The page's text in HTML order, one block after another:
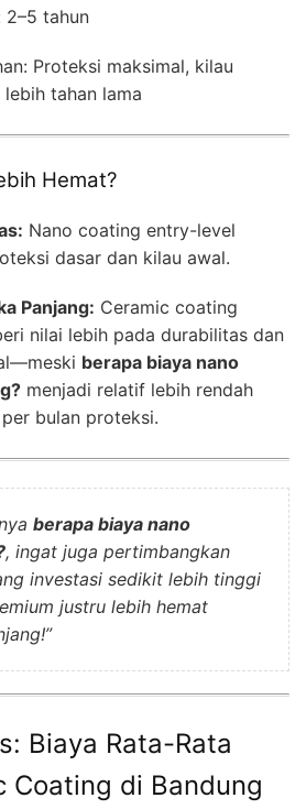
2–5 tahun
Proteksi maksimal, kilau
tahan lama
Hemat?
Nano coating entry-level
dasar dan kilau awal.
Panjang: Ceramic coating
nilai lebih pada durabilitas dan
berapa biaya nano
menjadi relatif lebih rendah
bulan proteksi.
berapa biaya nano
, ingat juga pertimbangkan
investasi sedikit lebih tinggi
justru lebih hemat
Biaya Rata-Rata
Coating di Bandung